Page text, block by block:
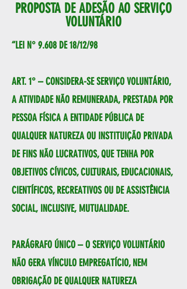
PROPOSTA DE ADESÃO AO SERVIÇO
VOLUNTÁRIO
“LEI N° 9.608 DE 18/12/98
ART. 1° – CONSIDERA-SE SERVIÇO VOLUNTÁRIO,
A ATIVIDADE NÃO REMUNERADA, PRESTADA POR
PESSOA FÍSICA A ENTIDADE PÚBLICA DE
QUALQUER NATUREZA OU INSTITUIÇÃO PRIVADA
DE FINS NÃO LUCRATIVOS, QUE TENHA POR
OBJETIVOS CÍVICOS, CULTURAIS, EDUCACIONAIS,
CIENTÍFICOS, RECREATIVOS OU DE ASSISTÊNCIA
SOCIAL, INCLUSIVE, MUTUALIDADE.
PARÁGRAFO ÚNICO – O SERVIÇO VOLUNTÁRIO
NÃO GERA VÍNCULO EMPREGATÍCIO, NEM
OBRIGAÇÃO DE QUALQUER NATUREZA